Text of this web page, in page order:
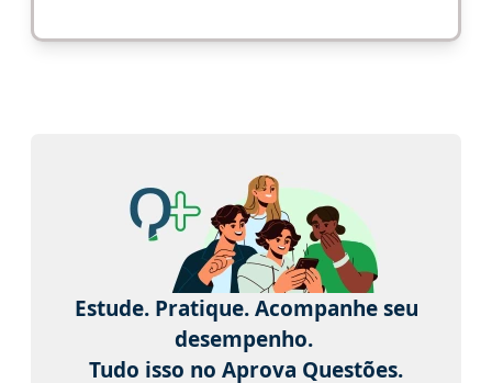
Estude. Pratique. Acompanhe seu
desempenho.
Tudo isso no Aprova Questões.